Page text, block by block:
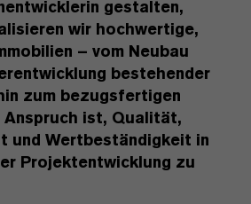
gestalten,
wir hochwertige,
– vom Neubau
bestehender
zum bezugsfertigen
Anspruch ist, Qualität,
und Wertbeständigkeit in
Projektentwicklung zu